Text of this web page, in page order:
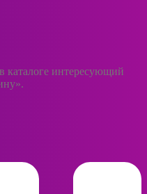
каталоге интересующий